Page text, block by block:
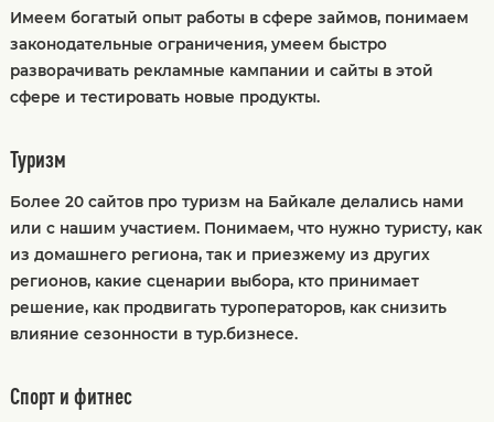
Имеем богатый опыт работы в сфере займов, понимаем
законодательные ограничения, умеем быстро
разворачивать рекламные кампании и сайты в этой
сфере и тестировать новые продукты.
Туризм
Более 20 сайтов про туризм на Байкале делались нами
или с нашим участием. Понимаем, что нужно туристу, как
из домашнего региона, так и приезжему из других
регионов, какие сценарии выбора, кто принимает
решение, как продвигать туроператоров, как снизить
влияние сезонности в тур.бизнесе.
Спорт и фитнес